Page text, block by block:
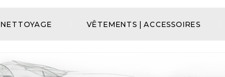
NETTOYAGE VÊTEMENTS | ACCESSOIRES